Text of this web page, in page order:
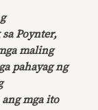
Poynter,
maling
pahayag ng
mga ito